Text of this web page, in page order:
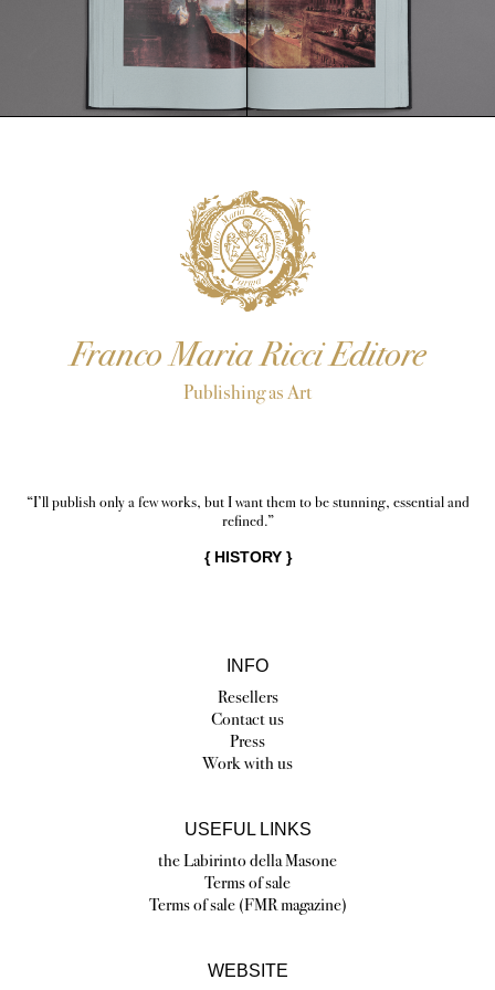
Franco Maria Ricci Editore
Publishing as Art
“I’ll publish only a few works, but I want them to be stunning, essential and
refined.”
{ HISTORY}
INFO
Resellers
Contact us
Press
Work with us
USEFUL LINKS
the Labirinto della Masone
Terms of sale
Terms of sale (FMR magazine)
WEBSITE